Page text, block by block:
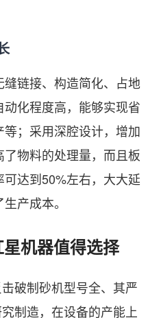
链接、构造简化、占地
化程度高，能够实现省
；采用深腔设计，增加
物料的处理量，而且板
达到50%左右，大大延
产成本。
机器值得选择
破制砂机型号全、其严
制造，在设备的产能上